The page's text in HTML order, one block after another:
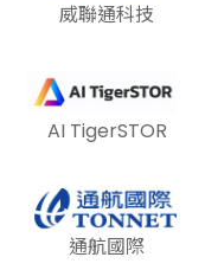
威聯通科技
AI TigerSTOR
通航國際